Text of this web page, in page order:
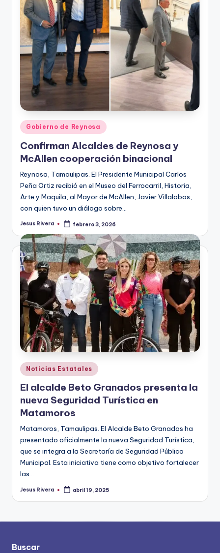
Publicado
en
Gobierno de Reynosa
Confirman Alcaldes de Reynosa y
McAllen cooperación binacional
Reynosa, Tamaulipas. El Presidente Municipal Carlos
Peña Ortiz recibió en el Museo del Ferrocarril, Historia,
Arte y Maquila, al Mayor de McAllen, Javier Villalobos,
con quien tuvo un diálogo sobre…
Publicado
Jesus Rivera febrero 3, 2026
Publicado
en
Noticias Estatales
El alcalde Beto Granados presenta la
nueva Seguridad Turística en
Matamoros
Matamoros, Tamaulipas. El Alcalde Beto Granados ha
presentado oficialmente la nueva Seguridad Turística,
que se integra a la Secretaría de Seguridad Pública
Municipal. Esta iniciativa tiene como objetivo fortalecer
las…
Publicado
Jesus Rivera abril 19, 2025
Buscar